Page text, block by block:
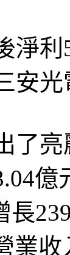
淨
安
了
億
長
業